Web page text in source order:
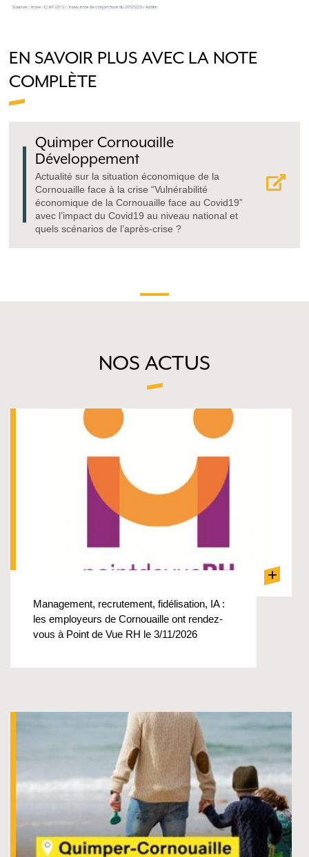
EN SAVOIR PLUS AVEC LA NOTE
COMPLÈTE
Quimper Cornouaille
Développement
Actualité sur la situation économique de la
Cornouaille face à la crise “Vulnérabilité
économique de la Cornouaille face au Covid19”
avec l’impact du Covid19 au niveau national et
quels scénarios de l’après-crise ?
NOS ACTUS
+
Management, recrutement, fidélisation, IA :
les employeurs de Cornouaille ont rendez-
vous à Point de Vue RH le 3/11/2026